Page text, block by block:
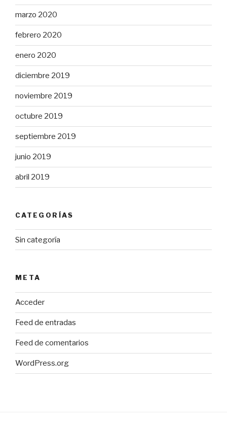
marzo 2020
febrero 2020
enero 2020
diciembre 2019
noviembre 2019
octubre 2019
septiembre 2019
junio 2019
abril 2019
CATEGORÍAS
Sin categoría
META
Acceder
Feed de entradas
Feed de comentarios
WordPress.org